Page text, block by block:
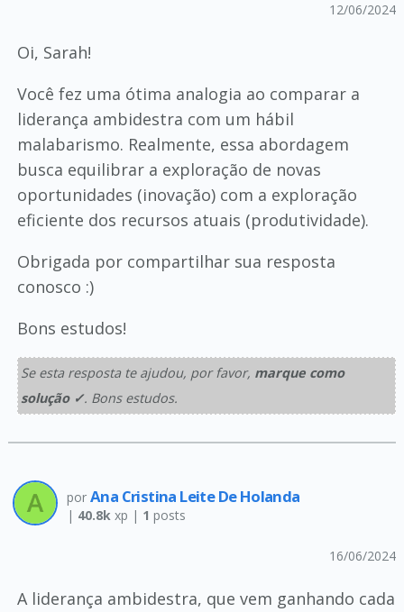
12/06/2024
Oi, Sarah!
Você fez uma ótima analogia ao comparar a
liderança ambidestra com um hábil
malabarismo. Realmente, essa abordagem
busca equilibrar a exploração de novas
oportunidades (inovação) com a exploração
eficiente dos recursos atuais (produtividade).
Obrigada por compartilhar sua resposta
conosco :)
Bons estudos!
Se esta resposta te ajudou, por favor, marque como
solução ✓. Bons estudos.
por Ana Cristina Leite De Holanda
| 40.8kxp | 1 posts
16/06/2024
A liderança ambidestra, que vem ganhando cada